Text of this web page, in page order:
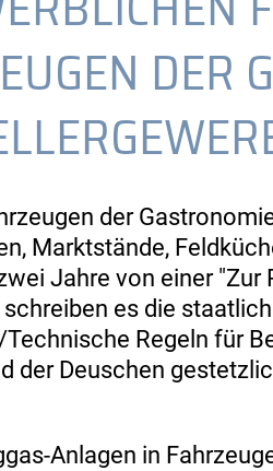
DER
der
Marktstände,
Jahre von einer "Zur
es die
Regeln für
der Deuschen
Anlagen in